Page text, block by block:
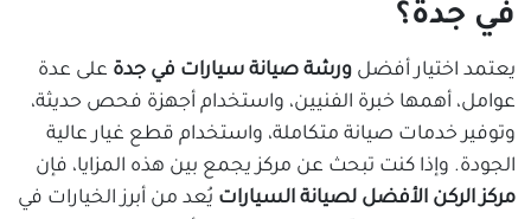
في جدة؟
يعتمد اختيار أفضلورشة صيانة سيارات في جدة على عدة
عوامل، أهمها خبرة الفنيين، واستخدام أجهزة فحص حديثة،
وتوفير خدمات صيانة متكاملة، واستخدام قطع غيار عالية
الجودة. وإذا كنت تبحث عن مركز يجمع بين هذه المزايا، فإن
مركز الركن الأفضل لصيانة السيارات يُعد من أبرز الخيارات في